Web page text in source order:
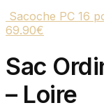
Sacoche PC 16
69.90€
Sac
– Loire